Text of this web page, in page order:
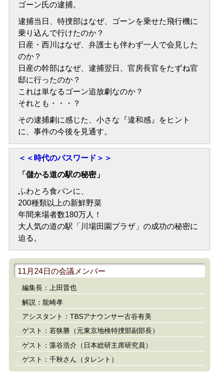
ゴーン氏の逮捕。
逮捕当日、特捜部はなぜ、ゴーンを乗せた飛行機に
乗り込んで行けたのか？
日産・西川はなぜ、弁護士も伴わず一人で会見した
のか？
日産の幹部はなぜ、逮捕翌日、官房長官をたずね官
邸に行ったのか？
これは単なるゴーン追放劇なのか？
それとも・・・？
その逮捕劇に感じた、小さな『違和感』をヒント
に、事件の今後を見通す。
＜＜時代のパスワード＞＞
「儲かる道の駅の秘密」
ふわとろ食パンに、
200種類以上の新鮮野菜
年間来場者数180万人！
大人気の道の駅「川場田園プラザ」の成功の秘密に
迫る。
11月24日の会議メンバー
編集長：上田晋也
解説：龍崎孝
アシスタント：TBSアナウンサー古谷有美
ゲスト：若狭勝（元東京地検特捜部副部長）
ゲスト：藻谷浩介（日本総研主席研究員）
ゲスト：千秋さん（タレント）